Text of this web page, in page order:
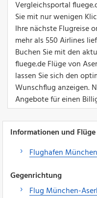
Vergleichsportal
Sie mit nur wenigen
Ihre nächste Flugreise
mehr als 550 Airlines
Buchen Sie mit den
fluege.de Flüge von
lassen Sie sich den
Wunschflug anzeigen.
Angebote für einen
Informationen und
Flughafen
Gegenrichtung
Flug München-